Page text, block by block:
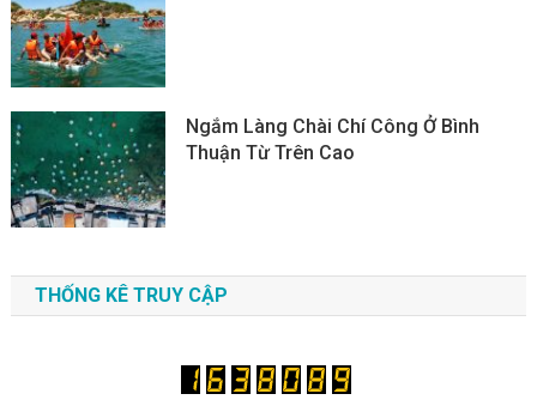
Ngắm Làng Chài Chí Công Ở Bình
Thuận Từ Trên Cao
THỐNG KÊ TRUY CẬP